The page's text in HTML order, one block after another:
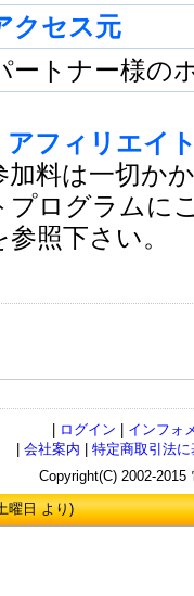
クセス元
ートナー様の
アフィリエイ
加料は一切か
プログラムに
参照下さい。
ログイン
インフォ
会社案内
特定商取引法
Copyright(C) 2002-
曜日 より)